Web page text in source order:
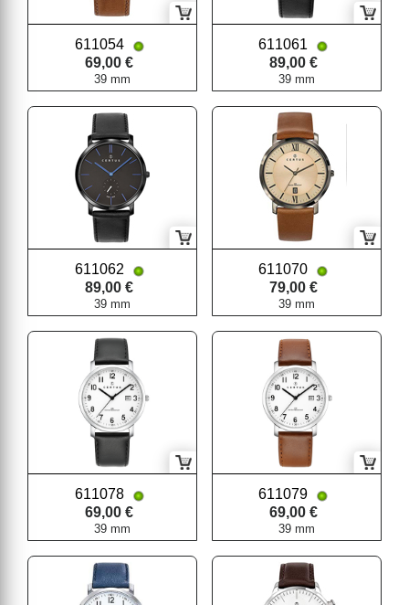
611054
69,00 €
39 mm
611061
89,00 €
39 mm
611062
89,00 €
39 mm
611070
79,00 €
39 mm
611078
69,00 €
39 mm
611079
69,00 €
39 mm